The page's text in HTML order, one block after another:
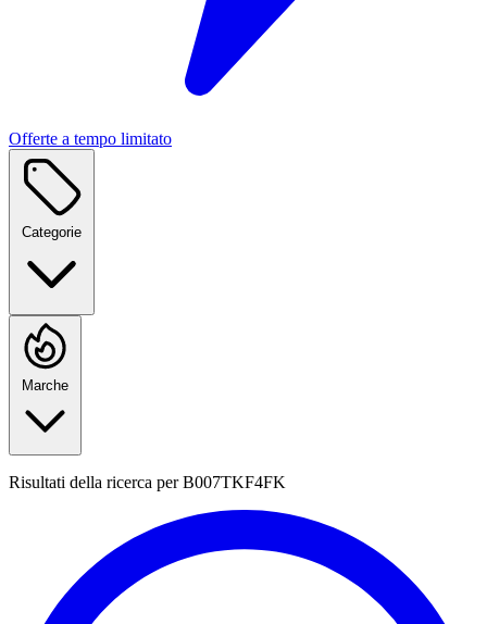
Offerte a tempo limitato
Categorie
Marche
Risultati della ricerca perB007TKF4FK